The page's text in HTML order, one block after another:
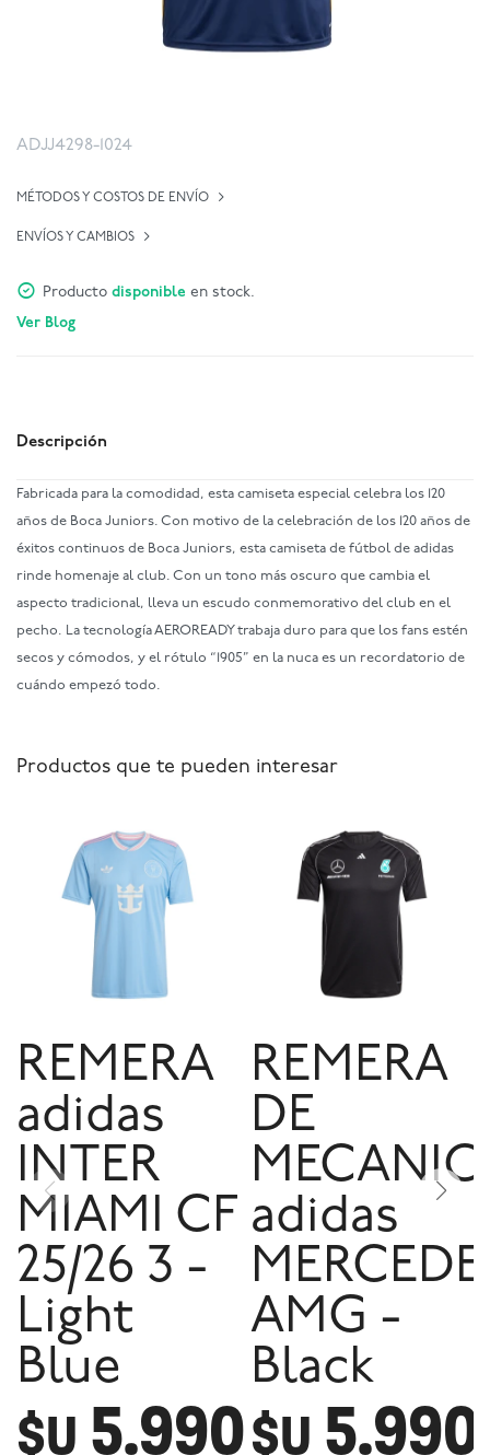
ADJJ4298-1024
MÉTODOS Y COSTOS DE ENVÍO
ENVÍOS Y CAMBIOS
Producto disponible en stock.
Ver Blog
Descripción
Fabricada para la comodidad, esta camiseta especial celebra los 120
años de Boca Juniors. Con motivo de la celebración de los 120 años de
éxitos continuos de Boca Juniors, esta camiseta de fútbol de adidas
rinde homenaje al club. Con un tono más oscuro que cambia el
aspecto tradicional, lleva un escudo conmemorativo del club en el
pecho. La tecnología AEROREADY trabaja duro para que los fans estén
secos y cómodos, y el rótulo “1905” en la nuca es un recordatorio de
cuándo empezó todo.
Productos que te pueden interesar
REMERA
adidas
INTER
MIAMI CF
25/26 3 -
Light
Blue
$U 5.990
REMERA
DE
adidas
AMG -
Black
$U 5.990